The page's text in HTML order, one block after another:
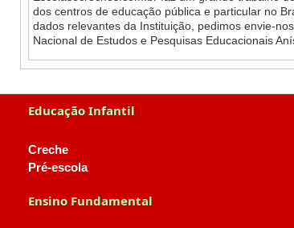
dos centros de educação pública e particular no
dados relevantes da Instituição, pedimos envie-
Nacional de Estudos e Pesquisas Educacionais
Educação Infantil
Creche
Pré-escola
Ensino Fundamental